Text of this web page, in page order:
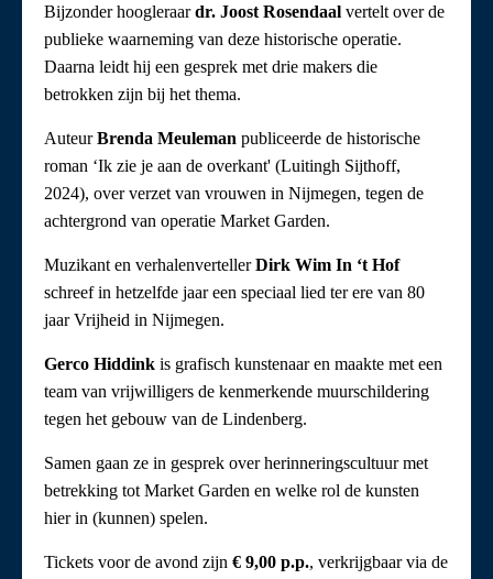
Bijzonder hoogleraardr. Joost Rosendaal vertelt over de
publieke waarneming van deze historische operatie.
Daarna leidt hij een gesprek met drie makers die
betrokken zijn bij het thema.
AuteurBrenda Meuleman publiceerde de historische
roman ‘Ik zie je aan de overkant' (Luitingh Sijthoff,
2024), over verzet van vrouwen in Nijmegen, tegen de
achtergrond van operatie Market Garden.
Muzikant en verhalenvertellerDirk Wim In ‘t Hof
schreef in hetzelfde jaar een speciaal lied ter ere van 80
jaar Vrijheid in Nijmegen.
Gerco Hiddink is grafisch kunstenaar en maakte met een
team van vrijwilligers de kenmerkende muurschildering
tegen het gebouw van de Lindenberg.
Samen gaan ze in gesprek over herinneringscultuur met
betrekking tot Market Garden en welke rol de kunsten
hier in (kunnen) spelen.
Tickets voor de avond zijn € 9,00 p.p., verkrijgbaar via de